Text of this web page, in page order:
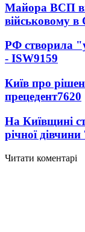
Майора ВСП
військовому
РФ створила
- ISW9159
Київ про
прецедент7620
На Київщині
річної дівчини
Читати коментарі